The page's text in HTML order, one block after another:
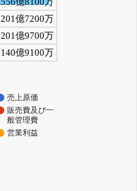
556億8100万
201億7200万
201億9700万
140億9100万
売上原価
販売費及び一
般管理費
営業利益